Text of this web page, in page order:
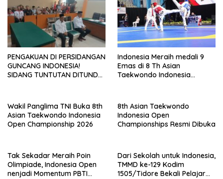
PENGAKUAN DI PERSIDANGAN
GUNCANG INDONESIA!
SIDANG TUNTUTAN DITUNDA,
Indonesia Meraih medali 9
Emas di 8 Th Asian
Taekwondo Indonesia
Wakil Panglima TNI Buka 8th
Asian Taekwondo Indonesia
Open Championship 2026
8th Asian Taekwondo
Indonesia Open
Championships Resmi Dibuka
Tak Sekadar Meraih Poin
Olimpiade, Indonesia Open
nenjadi Momentum PBTI
Dari Sekolah untuk Indonesia,
TMMD ke-129 Kodim
1505/Tidore Bekali Pelajar